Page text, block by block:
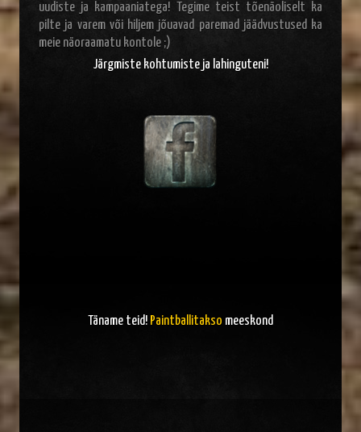
uudiste ja kampaaniatega! Tegime teist tõenäoliselt ka
pilte ja varem või hiljem jõuavad paremad jäädvustused ka
meie näoraamatu kontole ;)
Järgmiste kohtumiste ja lahinguteni!
Täname teid! Paintballitakso meeskond